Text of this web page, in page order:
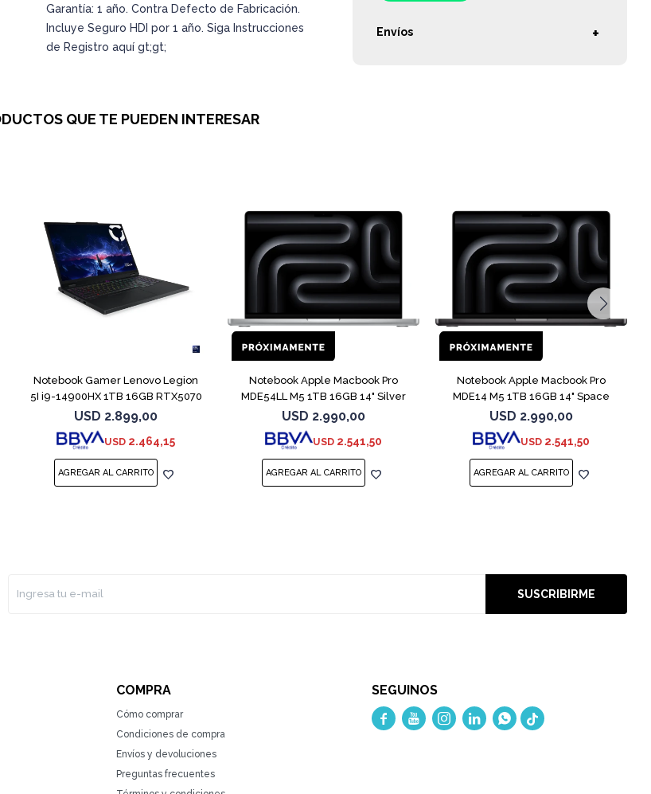
Garantía: 1 año. Contra Defecto de Fabricación.
Incluye Seguro HDI por 1 año. Siga Instrucciones
de Registro aquí gt;gt;
Envíos
QUE TE PUEDEN INTERESAR
Notebook Gamer Lenovo Legion
5I i9-14900HX 1TB 16GB RTX5070
USD 2.899,00
USD 2.464,15
Notebook Apple Macbook Pro
MDE54LL M5 1TB 16GB 14" Silver
USD 2.990,00
USD 2.541,50
Notebook Apple Macbook Pro
MDE14 M5 1TB 16GB 14" Space
Black
USD 2.990,00
USD 2.541,50
SUSCRIBIRME
COMPRA
Cómo comprar
Condiciones de compra
Envíos y devoluciones
Preguntas frecuentes
SEGUINOS
    